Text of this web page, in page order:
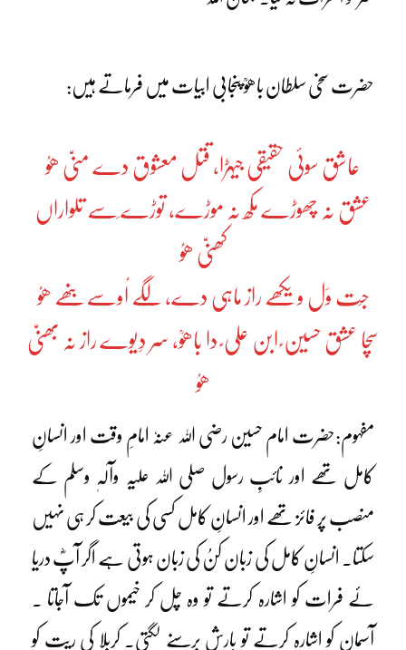
حضرت سخی سلطان باھوؒ پنجابی ابیات میں فرماتے ہیں:
عاشق سوئی حقیقی جیہڑا، قتل معشوق دے منیّ ھوُ
عشق نہ چھوڑے مکھ نہ موڑے، توڑے سَے تلواراں
کھنیّ ھوُ
جِت وَل ویکھے راز ماہی دے، لگے اُوسے بنھے ھوُ
سچا عشق حسین ؑ ابن علی ؑ دا باھوؒ، سر دِیوے راز نہ بھنیّ
ھوُ
مفہوم:حضرت امام حسین رضی اللہ عنہٗ امامِ وقت اور انسانِ
کامل تھے اور نائبِ رسول صلی اللہ علیہ وآلہٖ وسلم کے
منصب پر فائز تھے اور انسانِ کامل کسی کی بیعت کر ہی نہیں
سکتا۔ انسانِ کامل کی زبان کنُ کی زبان ہوتی ہے اگر آپؓ دریا
ئے فرات کو اشارہ کرتے تو وہ چل کر خیموں تک آجاتا ۔
آسمان کو اشارہ کرتے تو بارش برسنے لگتی۔ کربلا کی ریت کو